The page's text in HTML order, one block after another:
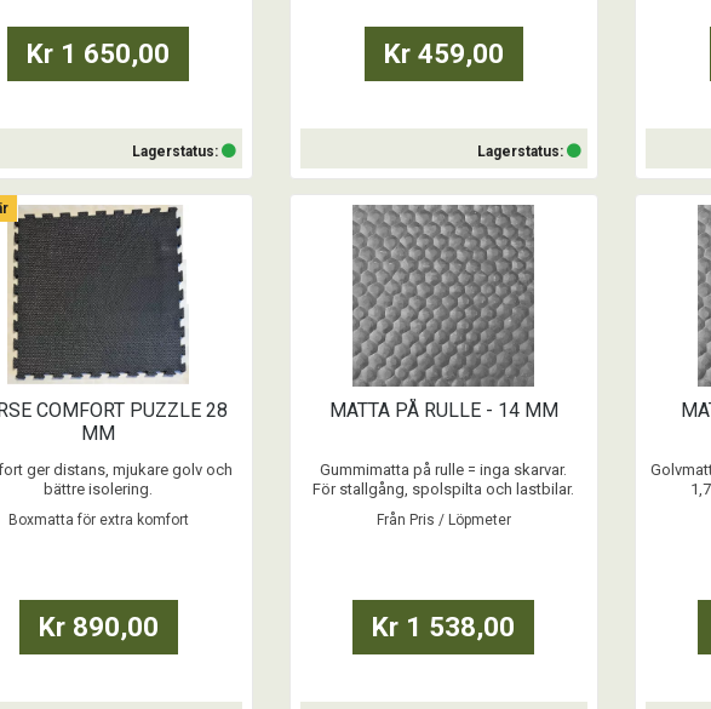
Kr 1 650,00
Lagerstatus:
Köp
Kr 459,00
Lagerstatus:
Köp
COMFORT PUZZLE 28
MM
ger distans, mjukare golv och
bättre isolering.
Boxmatta för extra komfort
Kr 890,00
MATTA PÅ RULLE - 14 MM
Gummimatta på rulle = inga skarvar.
För stallgång, spolspilta och lastbilar.
Valbar bredd - 2 m / 2,5 m / 3 m och valfri
längd. Möjligheterna och fördelarna med
...
Från Pris / Löpmeter
Kr 1 538,00